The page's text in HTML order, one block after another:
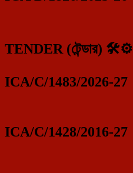
TENDER (টেন্ডার) 🛠️⚙️
ICA/C/1483/2026-27
ICA/C/1428/2016-27